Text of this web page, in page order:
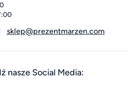
sklep@prezentmarzen.com
nasze Social Media: